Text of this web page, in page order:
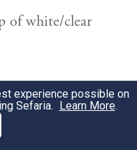
of white/clear
לישרי לן מר –
experience possible on
Sefaria. Learn More.